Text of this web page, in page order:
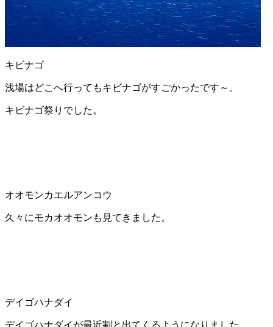
キビナゴ
浅場はどこへ行ってもキビナゴがすごかったです～。
キビナゴ祭りでした。
オオモンカエルアンコウ
久々にモカオオモンも見てきました。
デイゴハナダイ
デイゴハナダイが最近割と出てくるようになりました。